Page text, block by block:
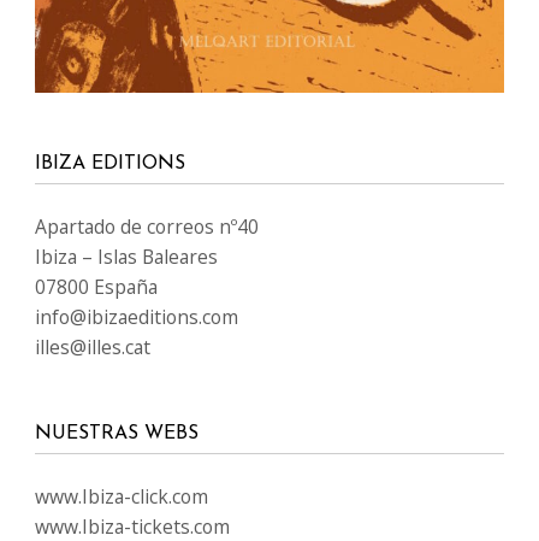
IBIZA EDITIONS
Apartado de correos nº40
Ibiza – Islas Baleares
07800 España
info@ibizaeditions.com
illes@illes.cat
NUESTRAS WEBS
www.Ibiza-click.com
www.Ibiza-tickets.com